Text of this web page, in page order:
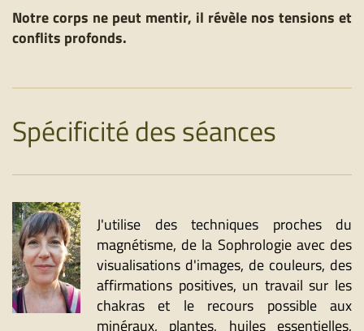
Notre corps ne peut mentir, il révèle nos tensions et
conflits profonds.
Spécificité des séances
J'utilise des techniques proches du
magnétisme, de la Sophrologie avec des
visualisations d'images, de couleurs, des
affirmations positives, un travail sur les
chakras et le recours possible aux
minéraux, plantes, huiles essentielles,